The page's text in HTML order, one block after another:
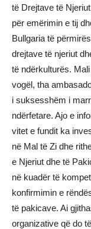
të Drejtave të
për emërimin e tij
Bullgaria të
drejtave të njeriut
të ndërkulturës.
vogël, tha
i suksesshëm i
ndërfetare. Ajo e
vitet e fundit ka
në Mal të Zi dhe
e Njeriut dhe të
në kuadër të
konfirmimin e
të pakicave. Ai
organizative që do